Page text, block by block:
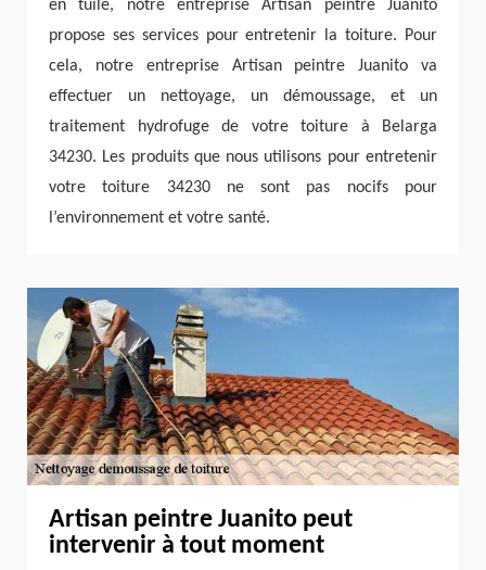
en tuile, notre entreprise Artisan peintre Juanito
propose ses services pour entretenir la toiture. Pour
cela, notre entreprise Artisan peintre Juanito va
effectuer un nettoyage, un démoussage, et un
traitement hydrofuge de votre toiture à Belarga
34230. Les produits que nous utilisons pour entretenir
votre toiture 34230 ne sont pas nocifs pour
l’environnement et votre santé.
Artisan peintre Juanito peut
intervenir à tout moment